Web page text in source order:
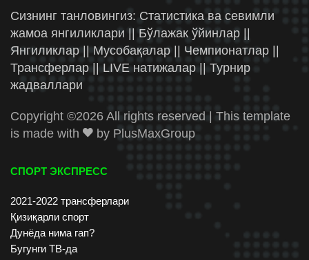
Сизнинг танловингиз: Статистика ва севимли
жамоа янгиликлари || Бўлажак ўйинлар ||
Янгиликлар || Мусобақалар || Чемпионатлар ||
Трансферлар || LIVE натижалар || Турнир
жадваллари
Copyright ©2026 All rights reserved | This template
is made with
by PlusMaxGroup
СПОРТ ЭКСПРЕСС
2021-2022 трансферлари
Қизиқарли спорт
Дунёда нима гап?
Бугунги ТВ-да